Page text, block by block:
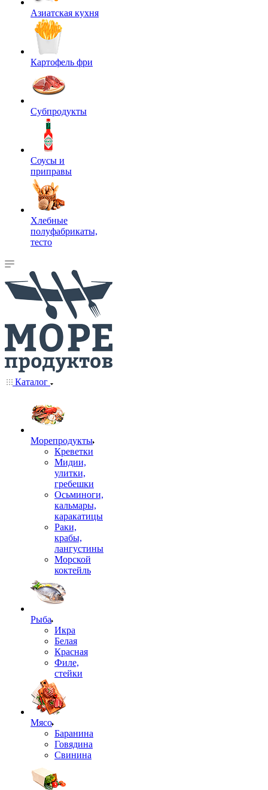
Азиатская кухня
Картофель фри
Субпродукты
Соусы и
приправы
Хлебные
полуфабрикаты,
тесто
Каталог
Морепродукты
Креветки
Мидии,
улитки,
гребешки
Осьминоги,
кальмары,
каракатицы
Раки,
крабы,
лангустины
Морской
коктейль
Рыба
Икра
Белая
Красная
Филе,
стейки
Мясо
Баранина
Говядина
Свинина